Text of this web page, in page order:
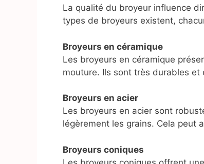
La qualité du broyeur influence
types de broyeurs existent,
Broyeurs en céramique
Les broyeurs en céramique
mouture. Ils sont très durables
Broyeurs en acier
Les broyeurs en acier sont
légèrement les grains. Cela peut
Broyeurs coniques